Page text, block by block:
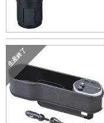
生産終了